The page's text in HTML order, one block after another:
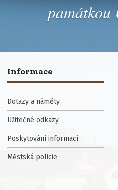
památkou
Informace
Dotazy a náměty
Užitečné odkazy
Poskytování informací
Městská policie